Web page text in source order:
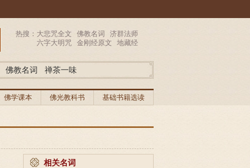
热搜： 大悲咒全文 佛教名词
济群法师
六字大明咒
金刚经原文 地藏经
佛教名词 禅茶一味
佛学课本 佛光教科书 基础书籍选读
相关名词